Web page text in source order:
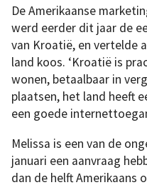
De Amerikaanse
werd eerder dit jaar de
van Kroatië, en vertelde
land koos. ‘Kroatië is
wonen, betaalbaar in
plaatsen, het land heeft
een goede
Melissa is een van de
januari een aanvraag
dan de helft Amerikaans